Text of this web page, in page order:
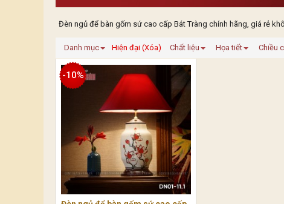
Đèn ngủ để bàn gốm sứ cao cấp Bát Tràng chính hãng, giá rẻ
Danh mục Hiện đại (Xóa) Chất liệu Họa tiết Chiều
-10%